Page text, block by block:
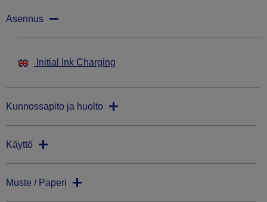
Asennus
Initial Ink Charging
Kunnossapito ja huolto
Käyttö
Muste / Paperi